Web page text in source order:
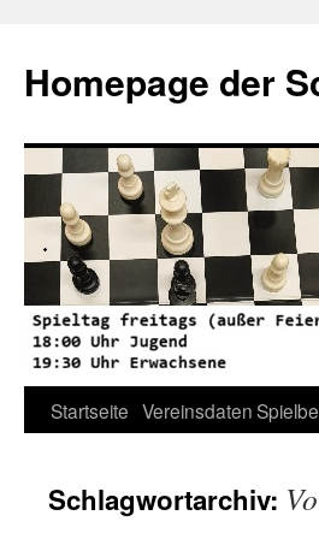
springen
Homepage der
Startseite Vereinsdaten
Schlagwortarchiv: